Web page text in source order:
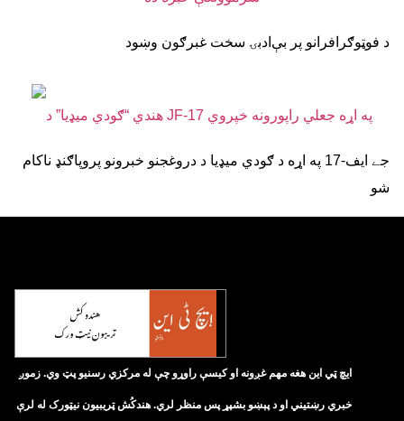
د فوټوګرافرانو پر بې‌ادبۍ سخت غبرګون وښود
جے ایف-17 په اړه د ګودي میډیا د دروغجنو خبرونو پروپاګنډ ناکام
شو
ايچ ټي اين هغه مهم غږونه او کيسې راوړو چې له مرکزي رسنيو پټ وي. زموږ
خبري رښتيني او د پېښو بشپړ پس منظر لري. هندکُش ټريبيون نيټورک له لرې